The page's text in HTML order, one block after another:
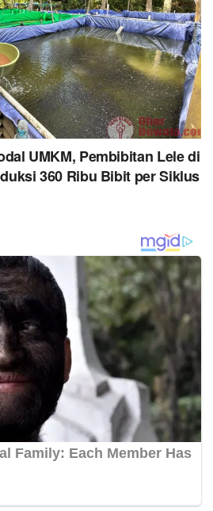
UMKM, Pembibitan Lele di
360 Ribu Bibit per Siklus